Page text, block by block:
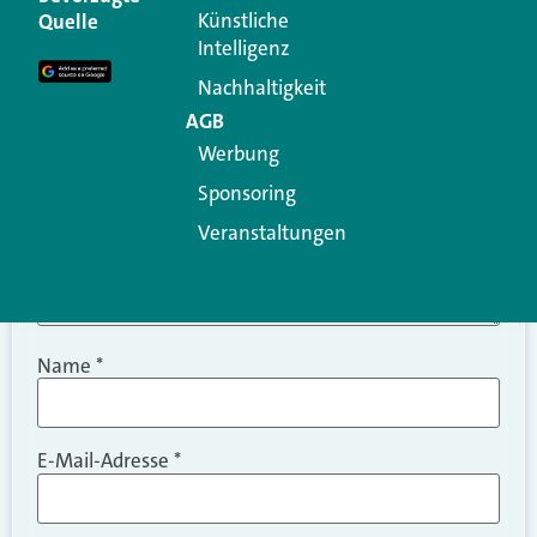
Erforderliche Felder sind mit
Kommentar
Name *
E-Mail-Adresse *
Quelle
Künstliche
Intelligenz
Nachhaltigkeit
AGB
Werbung
Sponsoring
Veranstaltungen